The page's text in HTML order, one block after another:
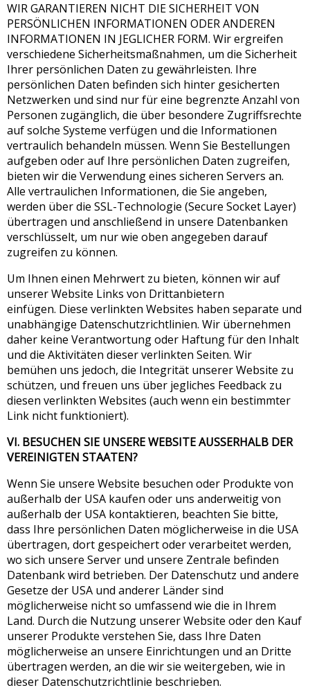
WIR GARANTIEREN NICHT DIE SICHERHEIT VON
PERSÖNLICHEN INFORMATIONEN ODER ANDEREN
INFORMATIONEN IN JEGLICHER FORM. Wir ergreifen
verschiedene Sicherheitsmaßnahmen, um die Sicherheit
Ihrer persönlichen Daten zu gewährleisten. Ihre
persönlichen Daten befinden sich hinter gesicherten
Netzwerken und sind nur für eine begrenzte Anzahl von
Personen zugänglich, die über besondere Zugriffsrechte
auf solche Systeme verfügen und die Informationen
vertraulich behandeln müssen. Wenn Sie Bestellungen
aufgeben oder auf Ihre persönlichen Daten zugreifen,
bieten wir die Verwendung eines sicheren Servers an.
Alle vertraulichen Informationen, die Sie angeben,
werden über die SSL-Technologie (Secure Socket Layer)
übertragen und anschließend in unsere Datenbanken
verschlüsselt, um nur wie oben angegeben darauf
zugreifen zu können.
Um Ihnen einen Mehrwert zu bieten, können wir auf
unserer Website Links von Drittanbietern
einfügen. Diese verlinkten Websites haben separate und
unabhängige Datenschutzrichtlinien. Wir übernehmen
daher keine Verantwortung oder Haftung für den Inhalt
und die Aktivitäten dieser verlinkten Seiten. Wir
bemühen uns jedoch, die Integrität unserer Website zu
schützen, und freuen uns über jegliches Feedback zu
diesen verlinkten Websites (auch wenn ein bestimmter
Link nicht funktioniert).
VI. BESUCHEN SIE UNSERE WEBSITE AUSSERHALB DER
VEREINIGTEN STAATEN?
Wenn Sie unsere Website besuchen oder Produkte von
außerhalb der USA kaufen oder uns anderweitig von
außerhalb der USA kontaktieren, beachten Sie bitte,
dass Ihre persönlichen Daten möglicherweise in die USA
übertragen, dort gespeichert oder verarbeitet werden,
wo sich unsere Server und unsere Zentrale befinden
Datenbank wird betrieben. Der Datenschutz und andere
Gesetze der USA und anderer Länder sind
möglicherweise nicht so umfassend wie die in Ihrem
Land. Durch die Nutzung unserer Website oder den Kauf
unserer Produkte verstehen Sie, dass Ihre Daten
möglicherweise an unsere Einrichtungen und an Dritte
übertragen werden, an die wir sie weitergeben, wie in
dieser Datenschutzrichtlinie beschrieben.